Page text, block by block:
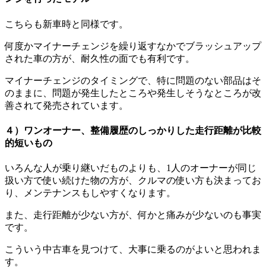
こちらも新車時と同様です。
何度かマイナーチェンジを繰り返すなかでブラッシュアップ
された車の方が、耐久性の面でも有利です。
マイナーチェンジのタイミングで、特に問題のない部品はそ
のままに、問題が発生したところや発生しそうなところが改
善されて発売されています。
４）ワンオーナー、整備履歴のしっかりした走行距離が比較
的短いもの
いろんな人が乗り継いだものよりも、1人のオーナーが同じ
扱い方で使い続けた物の方が、クルマの使い方も決まってお
り、メンテナンスもしやすくなります。
また、走行距離が少ない方が、何かと痛みが少ないのも事実
です。
こういう中古車を見つけて、大事に乗るのがよいと思われま
す。